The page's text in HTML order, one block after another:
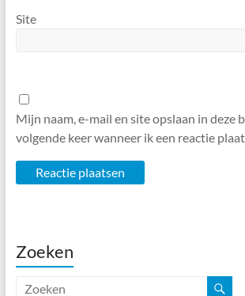
Site
Mijn naam, e-mail en site opslaan in deze
volgende keer wanneer ik een reactie
Zoeken